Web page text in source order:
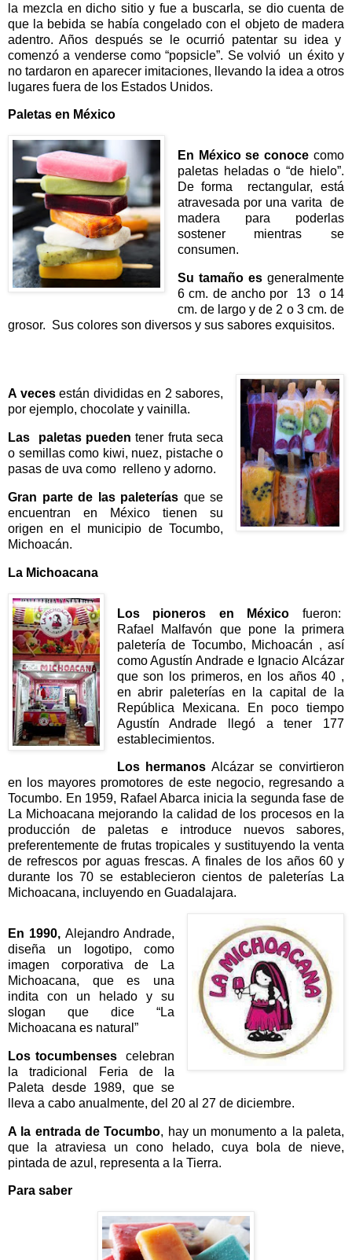
la mezcla en dicho sitio y fue a buscarla, se dio cuenta de
que la bebida se había congelado con el objeto de madera
adentro. Años después se le ocurrió patentar su idea y
comenzó a venderse como “popsicle”. Se volvió un éxito y
no tardaron en aparecer imitaciones, llevando la idea a otros
lugares fuera de los Estados Unidos.
Paletas en México
En México se conoce como
paletas heladas o “de hielo”.
De forma rectangular, está
atravesada por una varita de
madera para poderlas
sostener mientras se
consumen.
Su tamaño esgeneralmente
6 cm. de ancho por 13 o 14
cm. de largo y de 2 o 3 cm. de
grosor. Sus colores son diversos y sus sabores exquisitos.
A vecesestán divididas en 2 sabores,
por ejemplo, chocolate y vainilla.
Las paletas pueden tener fruta seca
o semillas como kiwi, nuez, pistache o
pasas de uva como relleno y adorno.
Gran parte de las paleterías que se
encuentran en México tienen su
origen en el municipio de Tocumbo,
Michoacán.
La Michoacana
Los pioneros en México fueron:
Rafael Malfavón que pone la primera
paletería de Tocumbo, Michoacán , así
como Agustín Andrade e Ignacio Alcázar
que son los primeros, en los años 40 ,
en abrir paleterías en la capital de la
República Mexicana. En poco tiempo
Agustín Andrade llegó a tener 177
establecimientos.
Los hermanos Alcázar se convirtieron
en los mayores promotores de este negocio, regresando a
Tocumbo. En 1959, Rafael Abarca inicia la segunda fase de
La Michoacana mejorando la calidad de los procesos en la
producción de paletas e introduce nuevos sabores,
preferentemente de frutas tropicales y sustituyendo la venta
de refrescos por aguas frescas. A finales de los años 60 y
durante los 70 se establecieron cientos de paleterías La
Michoacana, incluyendo en Guadalajara.
En 1990, Alejandro Andrade,
diseña un logotipo, como
imagen corporativa de La
Michoacana, que es una
indita con un helado y su
slogan que dice “La
Michoacana es natural”
Los tocumbensescelebran
la tradicional Feria de la
Paleta desde 1989, que se
lleva a cabo anualmente, del 20 al 27 de diciembre.
A la entrada de Tocumbo, hay un monumento a la paleta,
que la atraviesa un cono helado, cuya bola de nieve,
pintada de azul, representa a la Tierra.
Para saber